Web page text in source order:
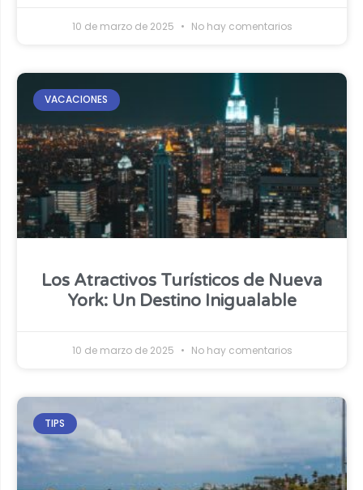
10 de marzo de 2025 No hay comentarios
VACACIONES
Los Atractivos Turísticos de Nueva
York: Un Destino Inigualable
10 de marzo de 2025 No hay comentarios
TIPS